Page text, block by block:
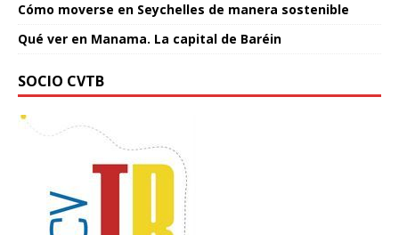
Cómo moverse en Seychelles de manera sostenible
Qué ver en Manama. La capital de Baréin
SOCIO CVTB